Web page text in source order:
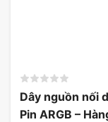
Dây nguồn nối
Pin ARGB –